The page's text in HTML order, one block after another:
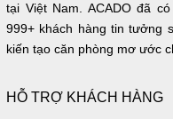
tại Việt Nam. ACADO đã
999+ khách hàng tin tưởng
kiến tạo căn phòng mơ ước
HỖ TRỢ KHÁCH HÀNG